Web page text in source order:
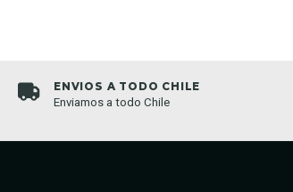
PAGOS SEGUROS
Sistema seguro de pagos, somos